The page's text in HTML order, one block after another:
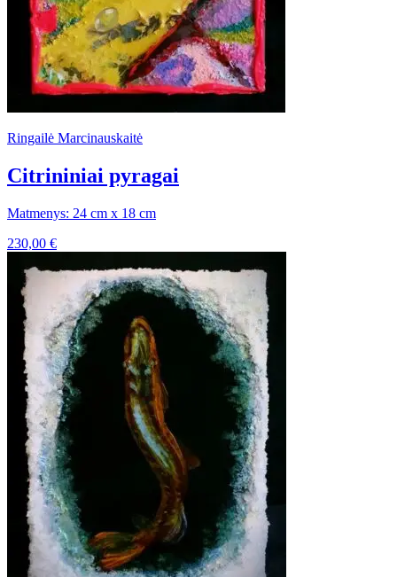
Ringailė Marcinauskaitė
Citrininiai pyragai
Matmenys: 24 cm x 18 cm
230,00 €